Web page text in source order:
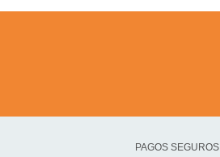
PAGOS SEGUROS